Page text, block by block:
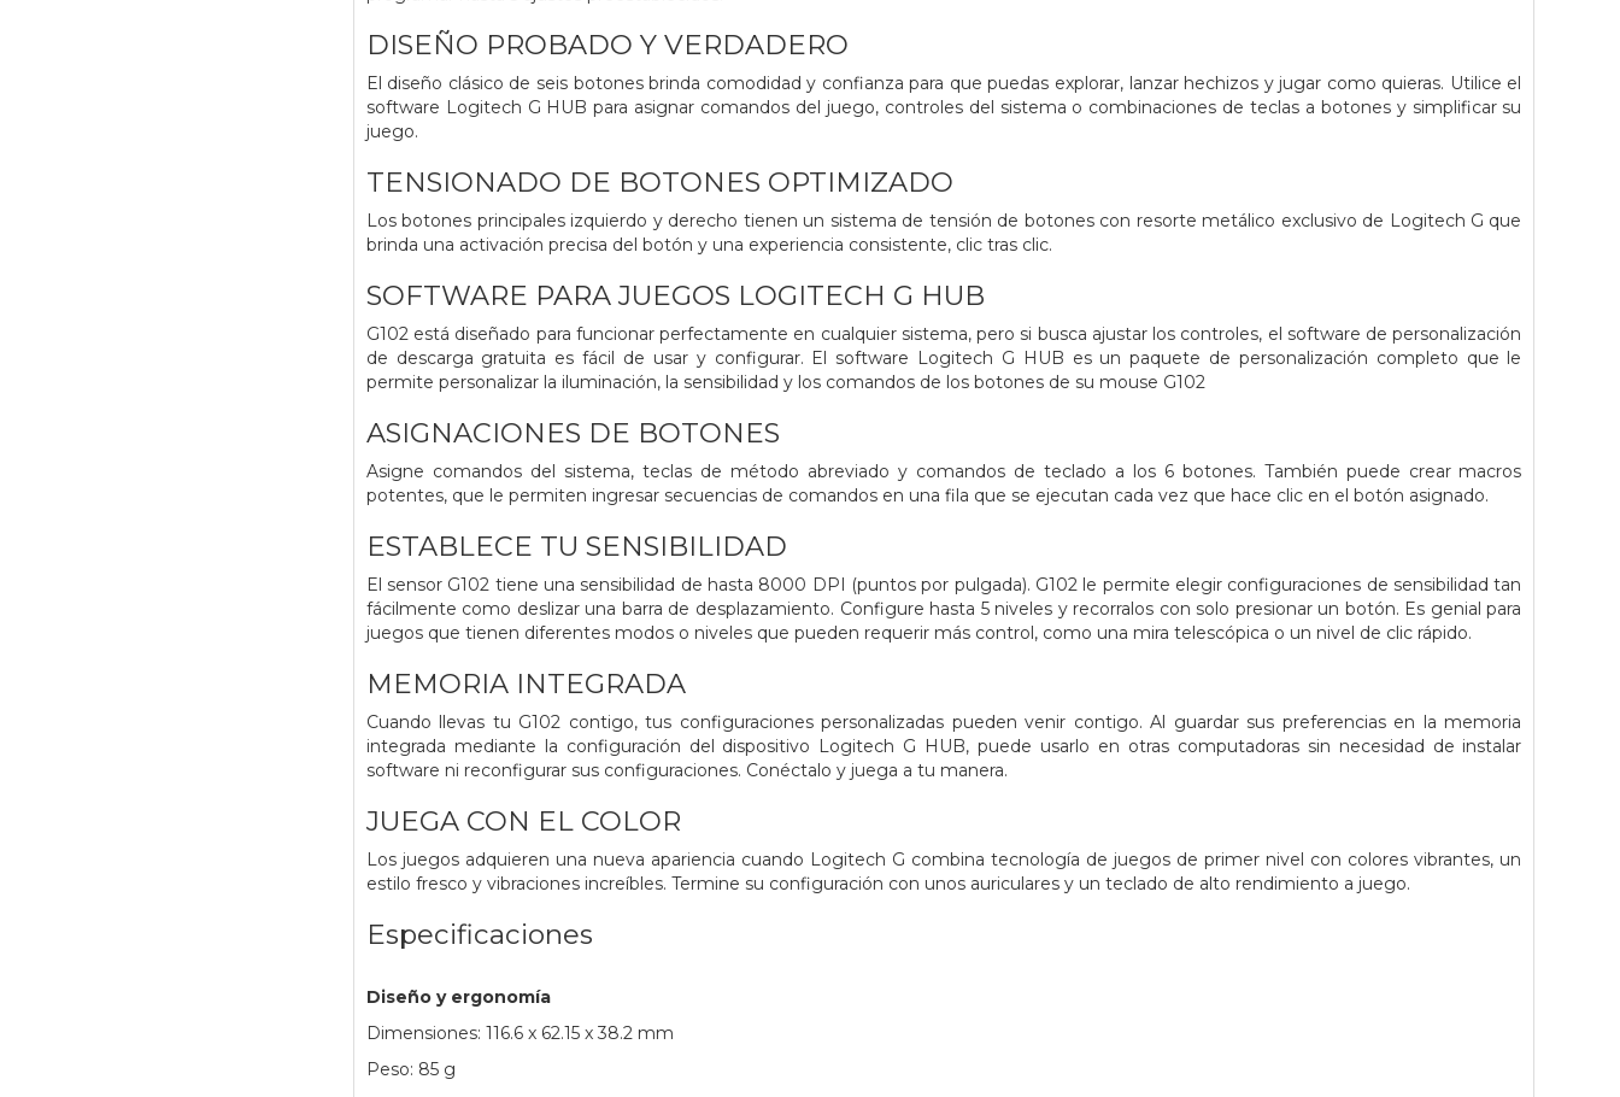
DISEÑO PROBADO Y VERDADERO
El diseño clásico de seis botones brinda comodidad y confianza para que puedas explorar, lanzar hechizos y jugar como quieras. Utilice el
software Logitech G HUB para asignar comandos del juego, controles del sistema o combinaciones de teclas a botones y simplificar su
juego.
TENSIONADO DE BOTONES OPTIMIZADO
Los botones principales izquierdo y derecho tienen un sistema de tensión de botones con resorte metálico exclusivo de Logitech G que
brinda una activación precisa del botón y una experiencia consistente, clic tras clic.
SOFTWARE PARA JUEGOS LOGITECH G HUB
G102 está diseñado para funcionar perfectamente en cualquier sistema, pero si busca ajustar los controles, el software de personalización
de descarga gratuita es fácil de usar y configurar. El software Logitech G HUB es un paquete de personalización completo que le
permite personalizar la iluminación, la sensibilidad y los comandos de los botones de su mouse G102
ASIGNACIONES DE BOTONES
Asigne comandos del sistema, teclas de método abreviado y comandos de teclado a los 6 botones. También puede crear macros
potentes, que le permiten ingresar secuencias de comandos en una fila que se ejecutan cada vez que hace clic en el botón asignado.
ESTABLECE TU SENSIBILIDAD
El sensor G102 tiene una sensibilidad de hasta 8000 DPI (puntos por pulgada). G102 le permite elegir configuraciones de sensibilidad tan
fácilmente como deslizar una barra de desplazamiento. Configure hasta 5 niveles y recorralos con solo presionar un botón. Es genial para
juegos que tienen diferentes modos o niveles que pueden requerir más control, como una mira telescópica o un nivel de clic rápido.
MEMORIA INTEGRADA
Cuando llevas tu G102 contigo, tus configuraciones personalizadas pueden venir contigo. Al guardar sus preferencias en la memoria
integrada mediante la configuración del dispositivo Logitech G HUB, puede usarlo en otras computadoras sin necesidad de instalar
software ni reconfigurar sus configuraciones. Conéctalo y juega a tu manera.
JUEGA CON EL COLOR
Los juegos adquieren una nueva apariencia cuando Logitech G combina tecnología de juegos de primer nivel con colores vibrantes, un
estilo fresco y vibraciones increíbles. Termine su configuración con unos auriculares y un teclado de alto rendimiento a juego.
Especificaciones
Diseño y ergonomía
Dimensiones: 116.6 x 62.15 x 38.2 mm
Peso: 85 g